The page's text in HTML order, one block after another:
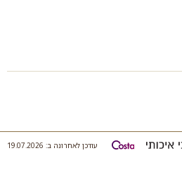
עודכן לאחרונה ב: 19.07.2026